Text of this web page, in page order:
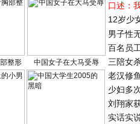
整形 中国女子在大马受辱
口述：
12岁少
男子性
百名员
三陪女
老汉修
少妇多
刘翔家
实话实